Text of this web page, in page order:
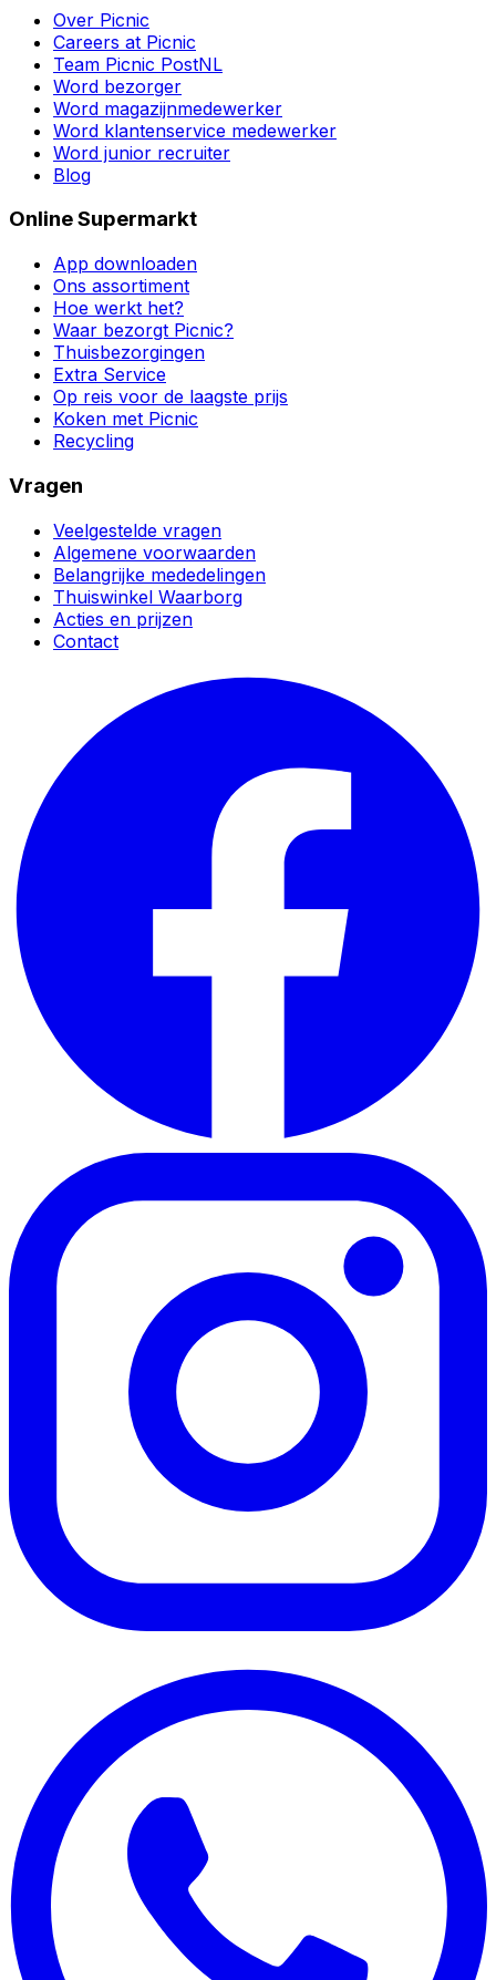
Over Picnic
Careers at Picnic
Team Picnic PostNL
Word bezorger
Word magazijnmedewerker
Word klantenservice medewerker
Word junior recruiter
Blog
Online Supermarkt
App downloaden
Ons assortiment
Hoe werkt het?
Waar bezorgt Picnic?
Thuisbezorgingen
Extra Service
Op reis voor de laagste prijs
Koken met Picnic
Recycling
Vragen
Veelgestelde vragen
Algemene voorwaarden
Belangrijke mededelingen
Thuiswinkel Waarborg
Acties en prijzen
Contact